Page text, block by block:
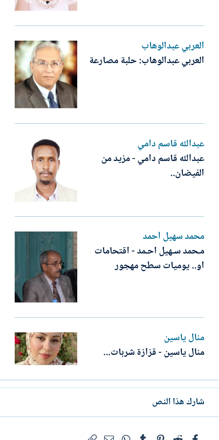
العربي عبدالوهاب
العربي عبدالوهاب: حلبة مصارعة
عبدالله قاسم دامي
عبدالله قاسم دامي - مزيد من
الفيضان..
محمد سهيل أحمد
مـحمد سـهيل احـمد - اقتحامات
او.. يوميات سطح مهجور
منال ياسين
منال ياسين - قزازة شربات...
شارك هذا النص